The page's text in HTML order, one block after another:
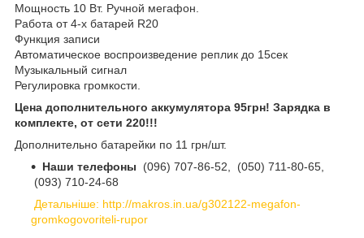
Мощность 10 Вт. Ручной мегафон.
Работа от 4-х батарей R20
Функция записи
Автоматическое воспроизведение реплик до 15сек
Музыкальный сигнал
Регулировка громкости.
Цена дополнительного аккумулятора 95грн! Зарядка в
комплекте, от сети 220!!!
Дополнительно батарейки по 11 грн/шт.
Наши телефоны
(096) 707-86-52,
(050) 711-80-65,
(093) 710-24-68
Детальніше: http://makros.in.ua/g302122-megafon-
gromkogovoriteli-rupor